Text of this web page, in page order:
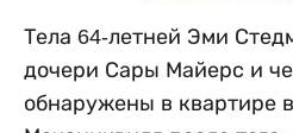
Тела 64-летней Эми
дочери Сары Майерс и
обнаружены в квартире